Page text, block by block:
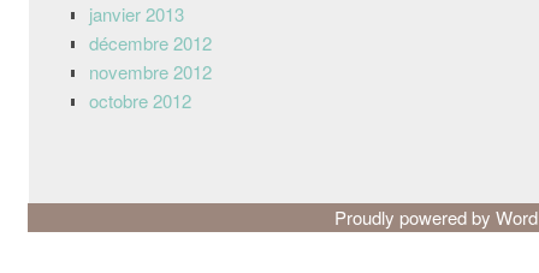
janvier 2013
décembre 2012
novembre 2012
octobre 2012
Proudly powered by